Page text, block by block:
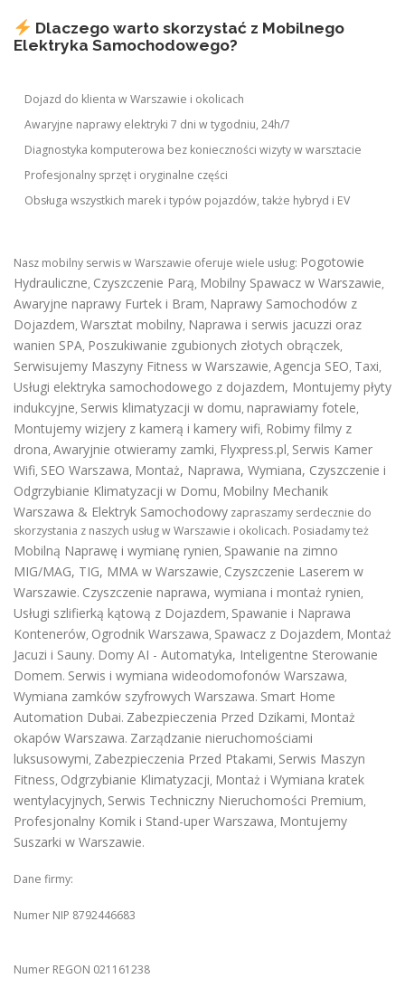
Dlaczego warto skorzystać z Mobilnego
Elektryka Samochodowego?
Dojazd do klienta w Warszawie i okolicach
Awaryjne naprawy elektryki 7 dni w tygodniu, 24h/7
Diagnostyka komputerowa bez konieczności wizyty w warsztacie
Profesjonalny sprzęt i oryginalne części
Obsługa wszystkich marek i typów pojazdów, także hybryd i EV
Nasz mobilny serwis w Warszawie oferuje wiele usług: Pogotowie
Hydrauliczne, Czyszczenie Parą, Mobilny Spawacz w Warszawie,
Awaryjne naprawy Furtek i Bram, Naprawy Samochodów z
Dojazdem, Warsztat mobilny, Naprawa i serwis jacuzzi oraz
wanien SPA, Poszukiwanie zgubionych złotych obrączek,
Serwisujemy Maszyny Fitness w Warszawie, Agencja SEO, Taxi,
Usługi elektryka samochodowego z dojazdem, Montujemy płyty
indukcyjne, Serwis klimatyzacji w domu, naprawiamy fotele,
Montujemy wizjery z kamerą i kamery wifi, Robimy filmy z
drona, Awaryjnie otwieramy zamki, Flyxpress.pl, Serwis Kamer
Wifi, SEO Warszawa, Montaż, Naprawa, Wymiana, Czyszczenie i
Odgrzybianie Klimatyzacji w Domu, Mobilny Mechanik
Warszawa & Elektryk Samochodowy zapraszamy serdecznie do
skorzystania z naszych usług w Warszawie i okolicach. Posiadamy też
Mobilną Naprawę i wymianę rynien, Spawanie na zimno
MIG/MAG, TIG, MMA w Warszawie, Czyszczenie Laserem w
Warszawie. Czyszczenie naprawa, wymiana i montaż rynien,
Usługi szlifierką kątową z Dojazdem, Spawanie i Naprawa
Kontenerów, Ogrodnik Warszawa, Spawacz z Dojazdem, Montaż
Jacuzi i Sauny. Domy AI - Automatyka, Inteligentne Sterowanie
Domem. Serwis i wymiana wideodomofonów Warszawa,
Wymiana zamków szyfrowych Warszawa. Smart Home
Automation Dubai. Zabezpieczenia Przed Dzikami, Montaż
okapów Warszawa. Zarządzanie nieruchomościami
luksusowymi, Zabezpieczenia Przed Ptakami, Serwis Maszyn
Fitness, Odgrzybianie Klimatyzacji, Montaż i Wymiana kratek
wentylacyjnych, Serwis Techniczny Nieruchomości Premium,
Profesjonalny Komik i Stand-uper Warszawa, Montujemy
Suszarki w Warszawie.
Dane firmy:
Numer NIP 8792446683
Numer REGON 021161238